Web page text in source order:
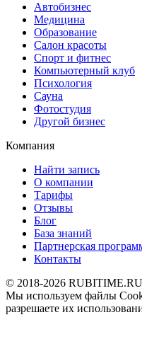
Автобизнес
Медицина
Образование
Салон красоты
Спорт и фитнес
Компьютерный клуб
Психология
Сауна
Фотостудия
Другой бизнес
Компания
Найти запись
О компании
Тарифы
Отзывы
Блог
База знаний
Партнерская
Контакты
© 2018-2026 RUBITIME.RU
Мы используем файлы
разрешаете их